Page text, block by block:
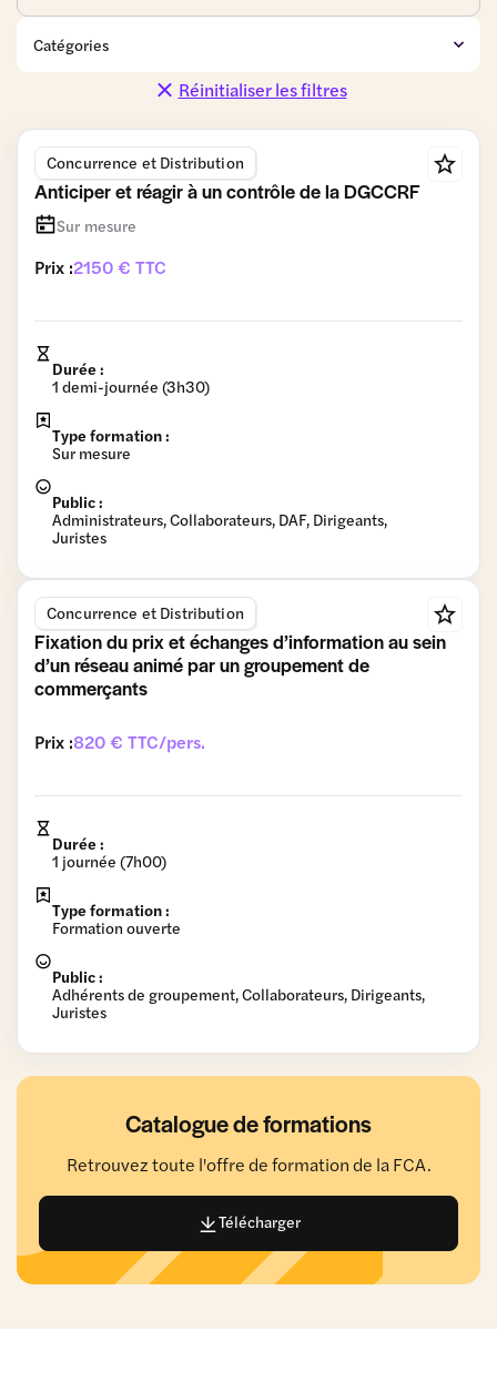
Catalogue de formations
Retrouvez toute l'offre de formation de la FCA.
Télécharger
publiques
Distribution
Consommation
Coopératives
Données
personnelles
Fiscalité et
Comptabilité
patrimoine
Gouvernance
Vie des
Réinitialiser les filtres
Concurrence et Distribution
Anticiper et réagir à un contrôle de la DGCCRF
Sur mesure
Prix :2150 € TTC
Durée :
1 demi-journée (3h30)
Type formation :
Sur mesure
Public :
Administrateurs, Collaborateurs, DAF, Dirigeants,
Juristes
Concurrence et Distribution
Fixation du prix et échanges d’information au sein
d’un réseau animé par un groupement de
commerçants
Prix :820 € TTC/pers.
Durée :
1 journée (7h00)
Type formation :
Formation ouverte
Public :
Adhérents de groupement, Collaborateurs, Dirigeants,
Juristes